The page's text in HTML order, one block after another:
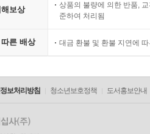
보상
상품의 불량에 의한 반품,
준하여 처리됨
른 배상 대금 환불 및 환불 지연에
보처리방침 청소년보호정책 도서홍보안내